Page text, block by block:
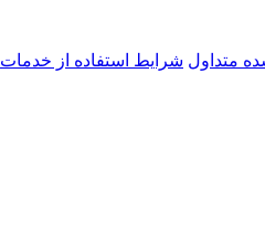
متداول شرایط استفاده از خدمات